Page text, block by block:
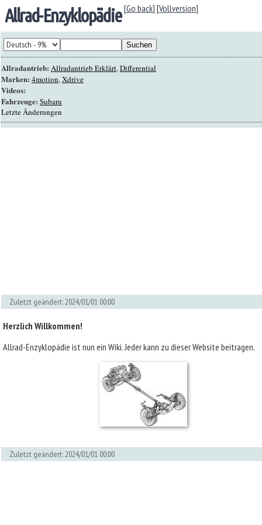
[Go back] [Vollversion]
Allrad-Enzyklopädie
Allradantrieb: Allradantrieb Erklärt,Differential
Marken: 4motion,Xdrive
Videos:
Fahrzeuge: Subaru
Letzte Änderungen
Zuletzt geändert: 2024/01/01 00:00
Herzlich Willkommen!
Allrad-Enzyklopädie ist nun ein Wiki. Jeder kann zu dieser Website beitragen.
Zuletzt geändert: 2024/01/01 00:00